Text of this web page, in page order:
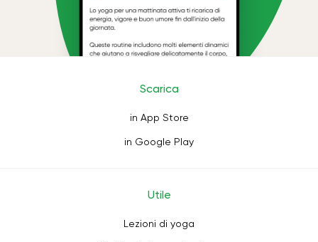
Scarica
in App Store
in Google Play
Utile
Lezioni di yoga